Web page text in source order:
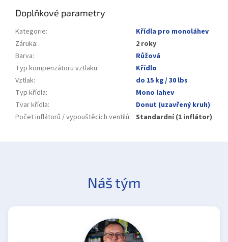
Doplňkové parametry
Kategorie:
Křídla pro monoláhev
Záruka:
2 roky
Barva:
Růžová
Typ kompenzátoru vztlaku:
Křídlo
Vztlak:
do 15 kg / 30 lbs
Typ křídla:
Mono lahev
Tvar křídla:
Donut (uzavřený kruh)
Počet inflátorů / vypouštěcích ventilů: Standardní (1 inflátor)
Náš tým